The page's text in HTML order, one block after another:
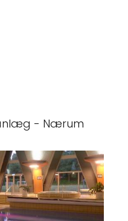
- Nærum